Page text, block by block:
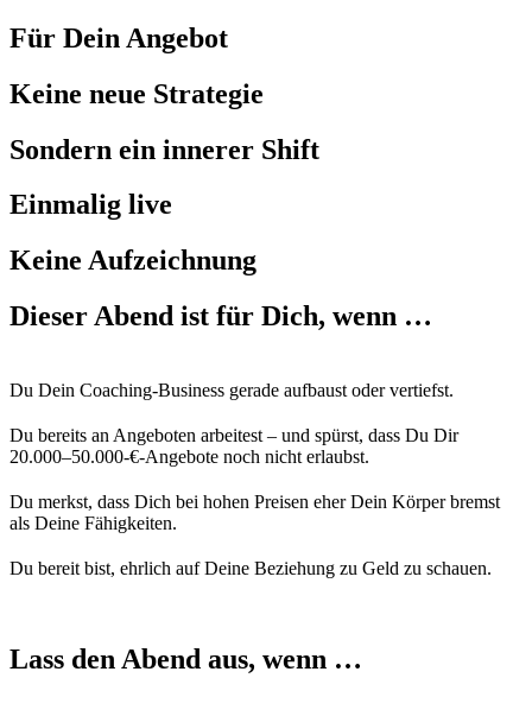
Für Dein Angebot
Keine neue Strategie
Sondern ein innerer Shift
Einmalig live
Keine Aufzeichnung
Dieser Abend ist für Dich, wenn …
Du Dein Coaching‑Business gerade aufbaust oder vertiefst.
Du bereits an Angeboten arbeitest – und spürst, dass Du Dir
20.000–50.000‑€‑Angebote noch nicht erlaubst.
Du merkst, dass Dich bei hohen Preisen eher Dein Körper bremst
als Deine Fähigkeiten.
Du bereit bist, ehrlich auf Deine Beziehung zu Geld zu schauen.
Lass den Abend aus, wenn …